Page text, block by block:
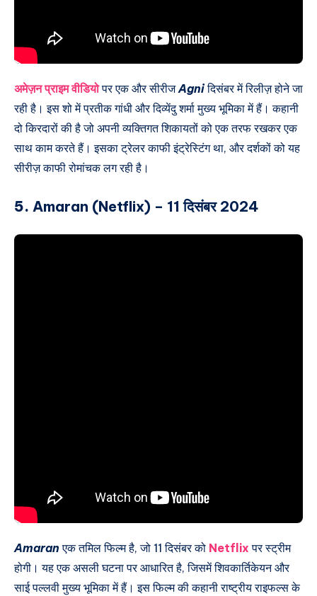
अमेज़न प्राइम वीडियोपर एक और सीरीजAgni दिसंबर में रिलीज़ होने जा
रही है। इस शो में प्रतीक गांधी और दिव्येंदु शर्मा मुख्य भूमिका में हैं। कहानी
दो किरदारों की है जो अपनी व्यक्तिगत शिकायतों को एक तरफ रखकर एक
साथ काम करते हैं। इसका ट्रेलर काफी इंट्रेस्टिंग था, और दर्शकों को यह
सीरीज़ काफी रोमांचक लग रही है।
5. Amaran (Netflix) – 11 दिसंबर 2024
Amaran एक तमिल फिल्म है, जो 11 दिसंबर को Netflix पर स्ट्रीम
होगी। यह एक असली घटना पर आधारित है, जिसमें शिवकार्तिकेयन और
साई पल्लवी मुख्य भूमिका में हैं। इस फिल्म की कहानी राष्ट्रीय राइफल्स के